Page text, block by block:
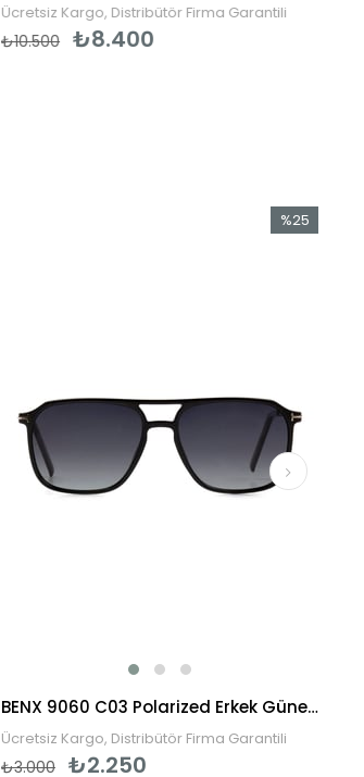
Ücretsiz Kargo, Distribütör Firma Garantili
₺8.400
₺10.500
BENX 9060 C03 Polarized Erkek Güneş Gözlüğü
Ücretsiz Kargo, Distribütör Firma Garantili
₺2.250
₺3.000
%25